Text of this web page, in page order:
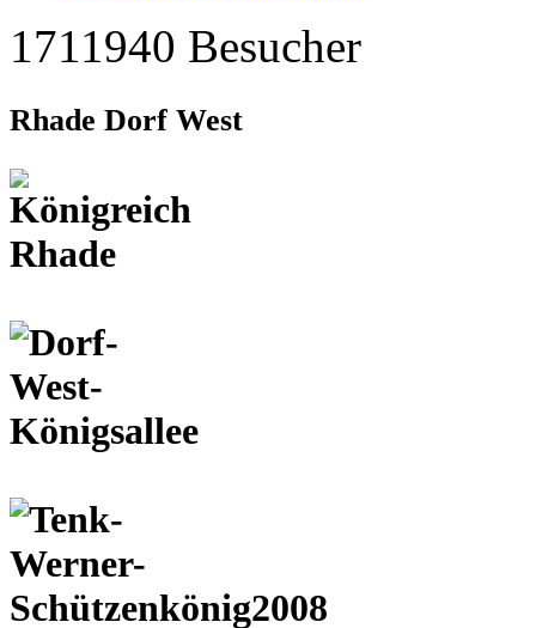
1711940 Besucher
Rhade Dorf West